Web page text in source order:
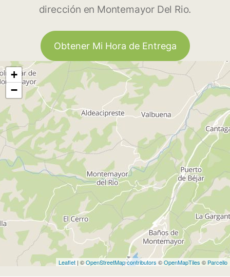
dirección en Montemayor Del Rio.
Obtener Mi Hora de Entrega
+
−
Leaflet | ©OpenStreetMap contributors ©OpenMapTiles © Parcello